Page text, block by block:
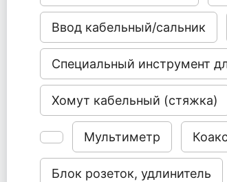
Ввод кабельный/сальник
Специальный инструмент
Хомут кабельный (стяжка)
Мультиметр
Блок розеток, удлинитель